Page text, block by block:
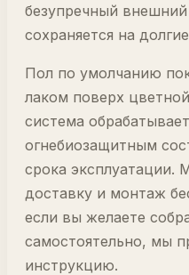
безупречный
сохраняется на
Пол по умолчанию
лаком поверх
система
огнебиозащитным
срока эксплуатации.
доставку и монтаж
если вы желаете
самостоятельно, мы
инструкцию.